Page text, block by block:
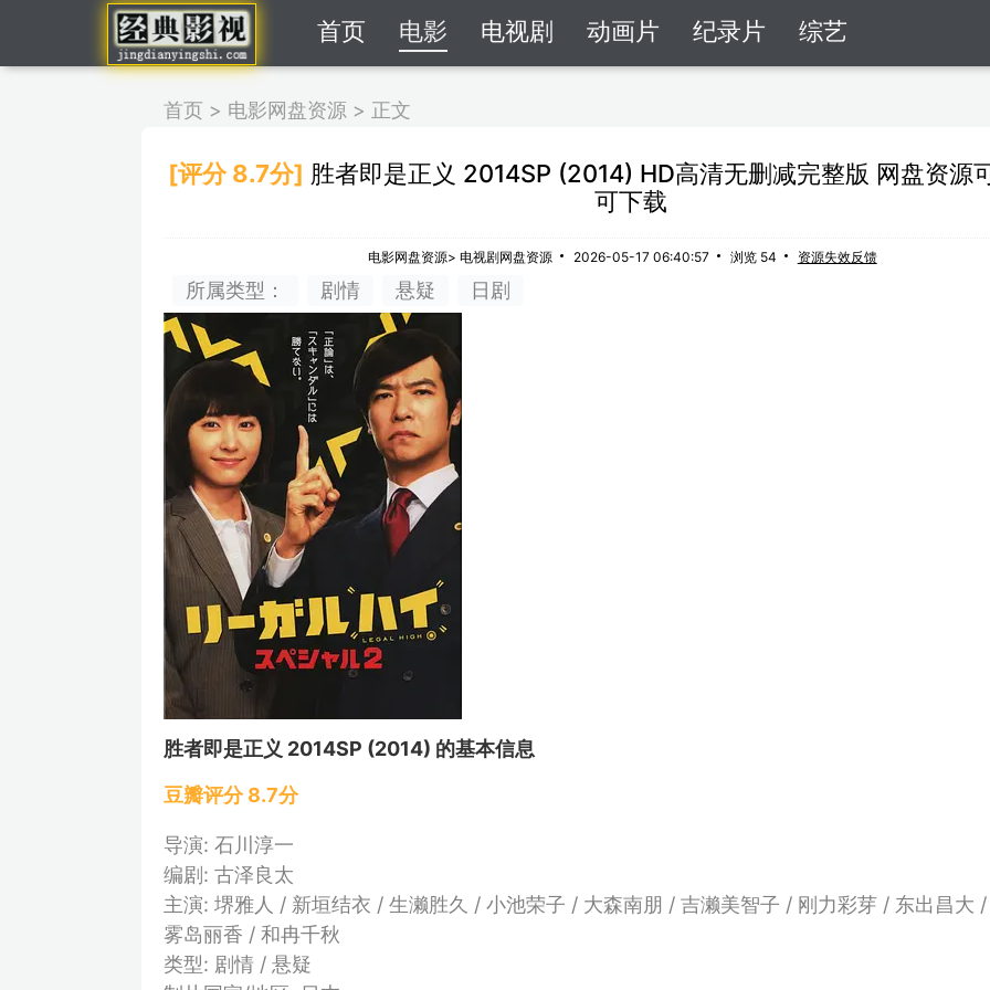
首页 电影 电视剧 动画片 纪录片 综艺
首页 > 电影网盘资源 > 正文
[评分 8.7分] 胜者即是正义 2014SP (2014) HD高清无删减完整版 网盘资源
可下载
电影网盘资源> 电视剧网盘资源 2026-05-17 06:40:57 浏览 54 资源失效反馈
所属类型： 剧情 悬疑 日剧
胜者即是正义 2014SP (2014) 的基本信息
豆瓣评分 8.7分
导演: 石川淳一
编剧: 古泽良太
主演: 堺雅人 / 新垣结衣 / 生濑胜久 / 小池荣子 / 大森南朋 / 吉濑美智子 / 刚力彩芽 / 东出昌大
雾岛丽香 / 和冉千秋
类型: 剧情 / 悬疑